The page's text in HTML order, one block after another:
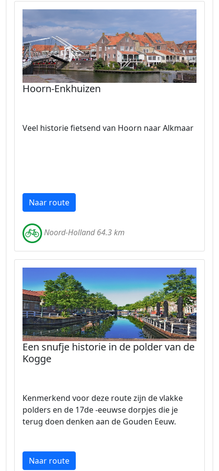
Hoorn-Enkhuizen
Veel historie fietsend van Hoorn naar Alkmaar
Naar route
Noord-Holland 64.3 km
Een snufje historie in de polder van de
Kogge
Kenmerkend voor deze route zijn de vlakke
polders en de 17de -eeuwse dorpjes die je
terug doen denken aan de Gouden Eeuw.
Naar route